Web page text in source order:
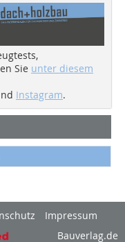
Sie unter diesem
Instagram.
Impressum
Bauverlag.de